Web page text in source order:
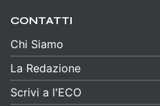
CONTATTI
Chi Siamo
La Redazione
Scrivi a l'ECO